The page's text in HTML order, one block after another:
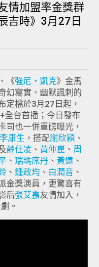
情加盟率金獎群
吉時》3月27日
《強尼‧凱克》金馬
幻寫實、幽默諷刺的
定檔於3月27日起，
全台首播；今日發布
司也一併重磅曝光，
李康生 ，搭配謝欣穎 、
薛仕凌 、黃仲崑 、 周
、瑞瑪席丹 、黃遠 、
、鍾政均 、 白潤音 、
金獎演員，更驚喜有
后張艾嘉友情加入，
。